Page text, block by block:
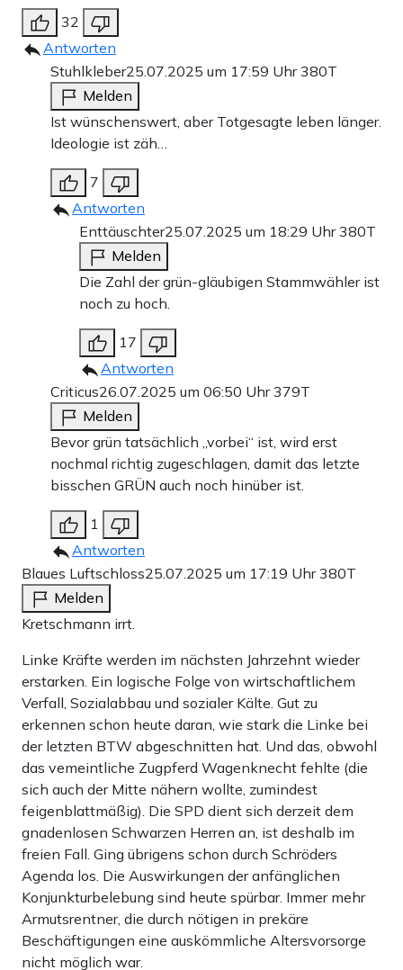
32
Antworten
Stuhlkleber25.07.2025 um 17:59 Uhr380T
Melden
Ist wünschenswert, aber Totgesagte leben länger.
Ideologie ist zäh…
7
Antworten
Enttäuschter25.07.2025 um 18:29 Uhr380T
Melden
Die Zahl der grün-gläubigen Stammwähler ist
noch zu hoch.
17
Antworten
Criticus26.07.2025 um 06:50 Uhr379T
Melden
Bevor grün tatsächlich „vorbei“ ist, wird erst
nochmal richtig zugeschlagen, damit das letzte
bisschen GRÜN auch noch hinüber ist.
1
Antworten
Blaues Luftschloss25.07.2025 um 17:19 Uhr380T
Melden
Kretschmann irrt.
Linke Kräfte werden im nächsten Jahrzehnt wieder
erstarken. Ein logische Folge von wirtschaftlichem
Verfall, Sozialabbau und sozialer Kälte. Gut zu
erkennen schon heute daran, wie stark die Linke bei
der letzten BTW abgeschnitten hat. Und das, obwohl
das vemeintliche Zugpferd Wagenknecht fehlte (die
sich auch der Mitte nähern wollte, zumindest
feigenblattmäßig). Die SPD dient sich derzeit dem
gnadenlosen Schwarzen Herren an, ist deshalb im
freien Fall. Ging übrigens schon durch Schröders
Agenda los. Die Auswirkungen der anfänglichen
Konjunkturbelebung sind heute spürbar. Immer mehr
Armutsrentner, die durch nötigen in prekäre
Beschäftigungen eine auskömmliche Altersvorsorge
nicht möglich war.